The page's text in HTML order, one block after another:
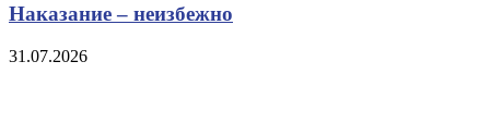
Наказание – неизбежно
31.07.2026